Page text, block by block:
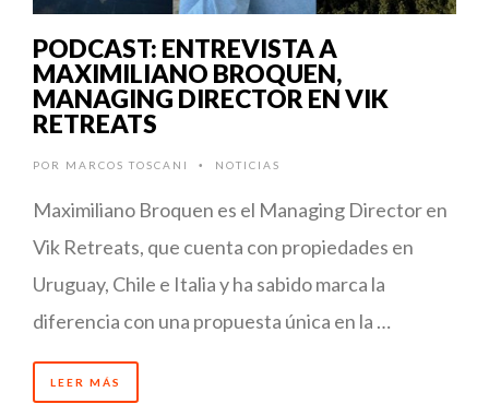
PODCAST: ENTREVISTA A
MAXIMILIANO BROQUEN,
MANAGING DIRECTOR EN VIK
RETREATS
POR MARCOS TOSCANI • NOTICIAS
Maximiliano Broquen es el Managing Director en
Vik Retreats, que cuenta con propiedades en
Uruguay, Chile e Italia y ha sabido marca la
diferencia con una propuesta única en la …
LEER MÁS